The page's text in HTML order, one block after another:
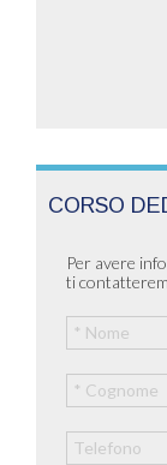
CORSO
Per avere
ti